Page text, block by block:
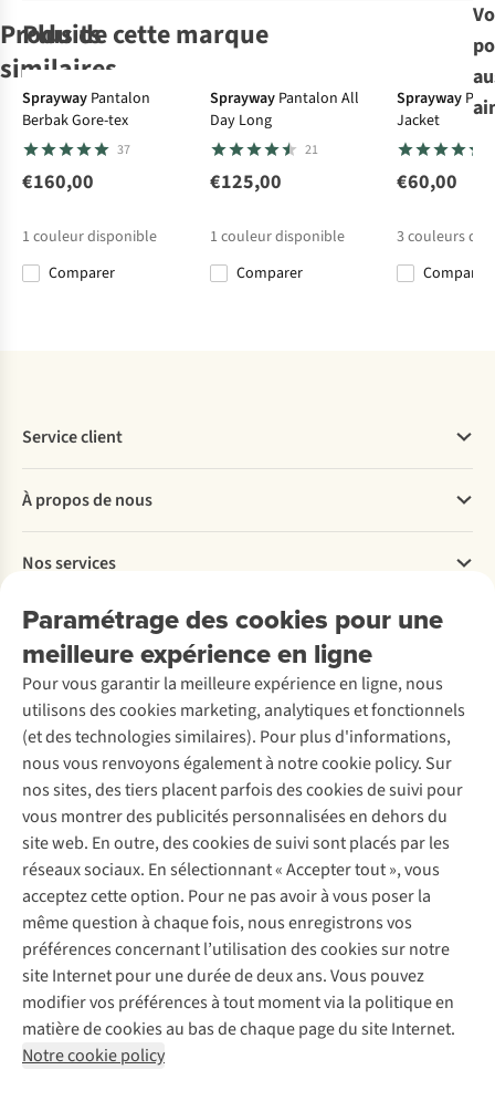
Produits
similaires
Ayacucho
Polaire Coastal
Camp Sherpa
Fleece Fz W
Ayacucho
Polaire
Mountain
Midlayer Jacket
The North Face
Polaire W
Glacier Fleece
Jacket
The North Face
Pull W Oxara
Full Zip Fleece
Plus de cette marque
Gore-Tex
Sprayway Pantalon
Berbak Gore-tex
37
€160,00
1 couleur disponible
Comparer
Sprayway Pantalon All
Day Long
21
€125,00
1 couleur disponible
Comparer
Sprayway
Jacket
€60,00
3couleurs
%
Comparer
Paramétrage des cookies pour une
meilleure expérience en ligne
Pour vous garantir la meilleure expérience en ligne, nous
utilisons des cookies marketing, analytiques et fonctionnels
(et des technologies similaires). Pour plus d'informations,
nous vous renvoyons également à notre cookie policy. Sur
nos sites, des tiers placent parfois des cookies de suivi pour
vous montrer des publicités personnalisées en dehors du
site web. En outre, des cookies de suivi sont placés par les
réseaux sociaux. En sélectionnant « Accepter tout », vous
acceptez cette option. Pour ne pas avoir à vous poser la
même question à chaque fois, nous enregistrons vos
préférences concernant l’utilisation des cookies sur notre
site Internet pour une durée de deux ans. Vous pouvez
modifier vos préférences à tout moment via la politique en
matière de cookies au bas de chaque page du site Internet.
Notre cookie policy
Service client
Commander
Payer
Livraison
Rétractation d'une commande
Entretien & réparations
Garantie
Contactez-nous
À propos de nous
Explore More
À propos d’Ayacucho
Nos magasins
À propos d’A.S.Adventure
Déclaration d'accessibilité
Nos services
Location / Location sports d’hiver
Entretien de ski
Service de lavage
Entretien de chaussures
Réparation de chaussures
Réparation de vêtements
Retouches
Pour les entreprises
Découvrez
A.S.Magazine
Explore Camp
Gear Check
Expertise & conseils
Abonnez-vous à la newsletter
Suivez-nous
Mentions légales
Politique de confidentialité
Conditions générales
Cookie Policy
AS Adventure Luxemburg SA,